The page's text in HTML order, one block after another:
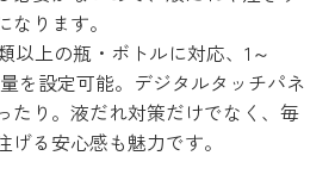
ります。
以上の瓶・ボトルに対応、1～
を設定可能。デジタルタッチパネ
たり。液だれ対策だけでなく、毎
る安心感も魅力です。